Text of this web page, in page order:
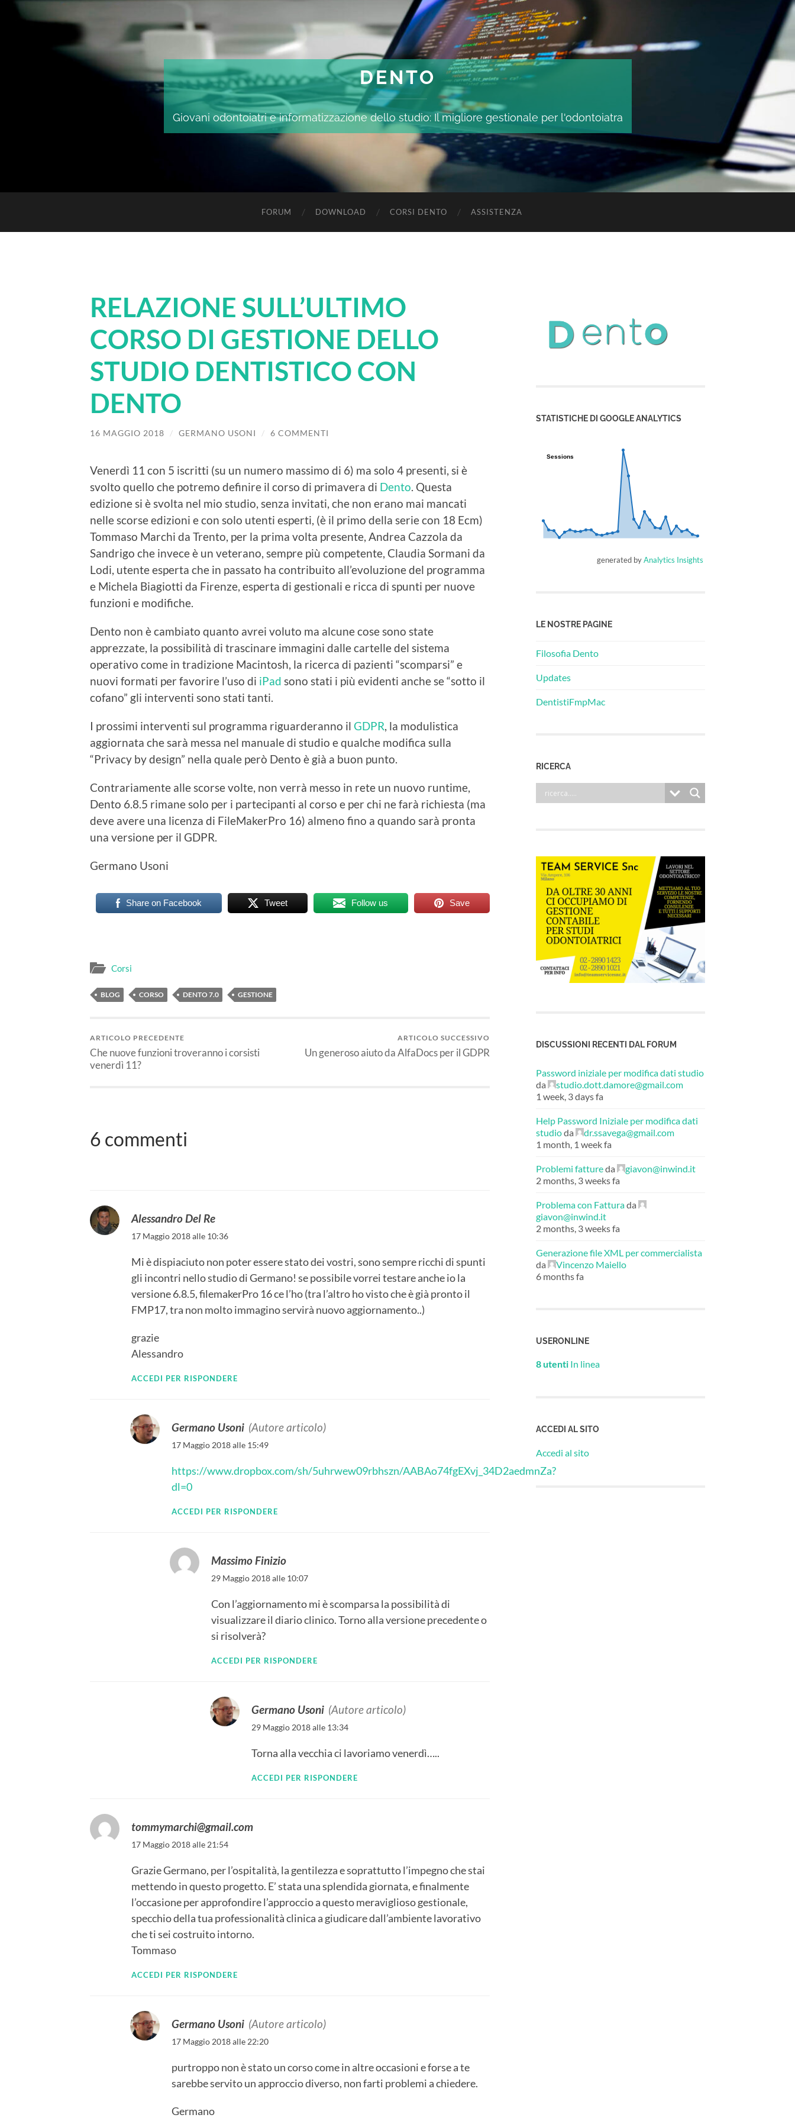
DENTO
Giovani odontoiatri e informatizzazione dello studio: Il migliore gestionale per l'odontoiatra
FORUM DOWNLOAD CORSI DENTO ASSISTENZA
RELAZIONE SULL’ULTIMO
CORSO DI GESTIONE DELLO
STUDIO DENTISTICO CON
DENTO
16 MAGGIO 2018 / GERMANO USONI / 6 COMMENTI
Venerdì 11 con 5 iscritti (su un numero massimo di 6) ma solo 4 presenti, si è
svolto quello che potremo definire il corso di primavera di Dento . Questa
edizione si è svolta nel mio studio, senza invitati, che non erano mai mancati
nelle scorse edizioni e con solo utenti esperti, (è il primo della serie con 18 Ecm)
Tommaso Marchi da Trento, per la prima volta presente, Andrea Cazzola da
Sandrigo che invece è un veterano, sempre più competente, Claudia Sormani da
Lodi, utente esperta che in passato ha contribuito all’evoluzione del programma
e Michela Biagiotti da Firenze, esperta di gestionali e ricca di spunti per nuove
funzioni e modifiche.
Dento non è cambiato quanto avrei voluto ma alcune cose sono state
apprezzate, la possibilità di trascinare immagini dalle cartelle del sistema
operativo come in tradizione Macintosh, la ricerca di pazienti “scomparsi” e
nuovi formati per favorire l’uso di iPad sono stati i più evidenti anche se “sotto il
cofano” gli interventi sono stati tanti.
I prossimi interventi sul programma riguarderanno il GDPR , la modulistica
aggiornata che sarà messa nel manuale di studio e qualche modifica sulla
“Privacy by design” nella quale però Dento è già a buon punto.
Contrariamente alle scorse volte, non verrà messo in rete un nuovo runtime,
Dento 6.8.5 rimane solo per i partecipanti al corso e per chi ne farà richiesta (ma
deve avere una licenza di FileMakerPro 16) almeno fino a quando sarà pronta
una versione per il GDPR.
Germano Usoni
Share on Facebook Tweet Follow us Save
Corsi
BLOG CORSO DENTO 7.0 GESTIONE
ARTICOLO PRECEDENTE
Che nuove funzioni troveranno i corsisti
venerdì 11?
ARTICOLO SUCCESSIVO
Un generoso aiuto da AlfaDocs per il GDPR
6 commenti
Alessandro Del Re
17 Maggio 2018 alle 10:36
Mi è dispiaciuto non poter essere stato dei vostri, sono sempre ricchi di spunti
gli incontri nello studio di Germano! se possibile vorrei testare anche io la
versione 6.8.5, filemakerPro 16 ce l’ho (tra l’altro ho visto che è già pronto il
FMP17, tra non molto immagino servirà nuovo aggiornamento..)
grazie
Alessandro
ACCEDI PER RISPONDERE
Germano Usoni (Autore articolo)
17 Maggio 2018 alle 15:49
https://www.dropbox.com/sh/5uhrwew09rbhszn/AABAo74fgEXvj_34D2aedmnZa?
dl=0
ACCEDI PER RISPONDERE
Massimo Finizio
29 Maggio 2018 alle 10:07
Con l’aggiornamento mi è scomparsa la possibilità di
visualizzare il diario clinico. Torno alla versione precedente o
si risolverà?
ACCEDI PER RISPONDERE
Germano Usoni (Autore articolo)
29 Maggio 2018 alle 13:34
Torna alla vecchia ci lavoriamo venerdì…..
ACCEDI PER RISPONDERE
tommymarchi@gmail.com
17 Maggio 2018 alle 21:54
Grazie Germano, per l’ospitalità, la gentilezza e soprattutto l’impegno che stai
mettendo in questo progetto. E’ stata una splendida giornata, e finalmente
l’occasione per approfondire l’approccio a questo meraviglioso gestionale,
specchio della tua professionalità clinica a giudicare dall’ambiente lavorativo
che ti sei costruito intorno.
Tommaso
ACCEDI PER RISPONDERE
Germano Usoni (Autore articolo)
17 Maggio 2018 alle 22:20
purtroppo non è stato un corso come in altre occasioni e forse a te
sarebbe servito un approccio diverso, non farti problemi a chiedere.
Germano
STATISTICHE DI GOOGLE ANALYTICS
Sessions
Sessions
generated byAnalytics Insights
LE NOSTRE PAGINE
Filosofia Dento
Updates
DentistiFmpMac
RICERCA
DISCUSSIONI RECENTI DAL FORUM
Password iniziale per modifica dati studio
da
studio.dott.damore@gmail.com
1 week, 3 days fa
Help Password Iniziale per modifica dati
studioda
dr.ssavega@gmail.com
1 month, 1 week fa
Problemi fattureda
giavon@inwind.it
2 months, 3 weeks fa
Problema con Fatturada
giavon@inwind.it
2 months, 3 weeks fa
Generazione file XML per commercialista
da
Vincenzo Maiello
6 months fa
USERONLINE
8 utenti In linea
ACCEDI AL SITO
Accedi al sito